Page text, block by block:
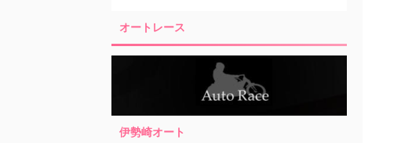
オートレース
伊勢崎オート